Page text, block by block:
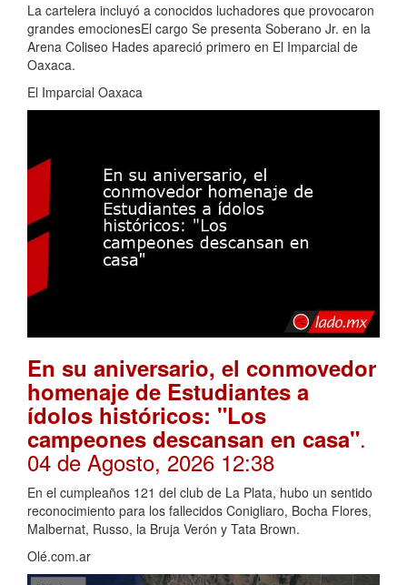
La cartelera incluyó a conocidos luchadores que provocaron
grandes emocionesEl cargo Se presenta Soberano Jr. en la
Arena Coliseo Hades apareció primero en El Imparcial de
Oaxaca.
El Imparcial Oaxaca
En su aniversario, el conmovedor
homenaje de Estudiantes a
ídolos históricos: "Los
campeones descansan en casa".
04 de Agosto, 2026 12:38
En el cumpleaños 121 del club de La Plata, hubo un sentido
reconocimiento para los fallecidos Conigliaro, Bocha Flores,
Malbernat, Russo, la Bruja Verón y Tata Brown.
Olé.com.ar